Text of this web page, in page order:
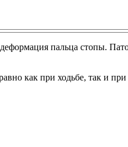
пальца стопы.
как при ходьбе, так и при